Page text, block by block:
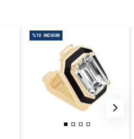
%10 İNDIRIM